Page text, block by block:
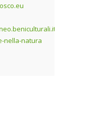
opera-
nella-natura